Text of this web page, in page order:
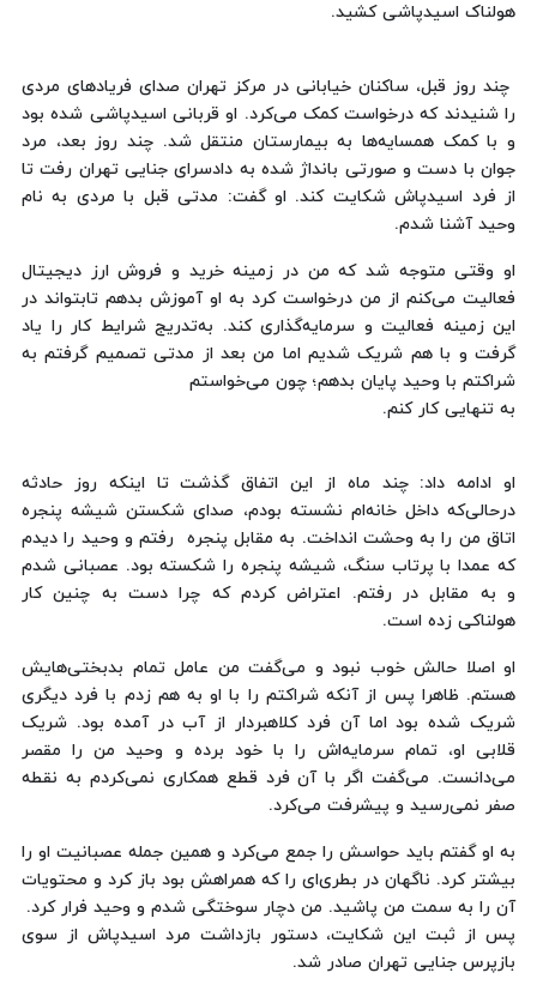
هولناک اسیدپاشی کشید.
چند روز قبل، ساکنان خیابانی در مرکز تهران صدای فریادهای مردی
را شنیدند که درخواست کمک می‌کرد. او قربانی اسیدپاشی شده بود
و با کمک همسایه‌ها به بیمارستان منتقل شد. چند روز بعد، مرد
جوان با دست و صورتی بانداژ شده به دادسرای جنایی تهران رفت تا
از فرد اسیدپاش شکایت کند. او گفت: مدتی قبل با مردی به نام
وحید آشنا شدم.
او وقتی متوجه شد که من در زمینه خرید و فروش ارز دیجیتال
فعالیت می‌کنم از من درخواست کرد به او آموزش بدهم تابتواند در
این زمینه فعالیت و سرمایه‌گذاری کند. به‌تدریج شرایط کار را یاد
گرفت و با هم شریک شدیم اما من بعد از مدتی تصمیم گرفتم به
شراکتم با وحید پایان بدهم؛ چون می‌خواستم
به تنهایی کار کنم.
او ادامه داد: چند ‌ماه از این اتفاق گذشت تا اینکه روز حادثه
درحالی‌که داخل خانه‌ام نشسته بودم، صدای شکستن شیشه پنجره
اتاق من را به وحشت انداخت. به مقابل پنجره ‌ رفتم و وحید را دیدم
که عمدا با پرتاب سنگ، شیشه پنجره را شکسته بود. عصبانی شدم
و به مقابل در رفتم. اعتراض کردم که چرا دست به چنین کار
هولناکی زده است.
او اصلا حالش خوب نبود و می‌گفت من عامل تمام بدبختی‌هایش
هستم. ظاهرا پس از آنکه شراکتم را با او به هم زدم با فرد دیگری
شریک شده بود اما آن فرد کلاهبردار از آب در آمده بود. شریک
قلابی او، ‌تمام سرمایه‌اش را با خود برده و وحید من را مقصر
می‌دانست. می‌گفت اگر با آن فرد قطع همکاری نمی‌کردم به نقطه
صفر نمی‌رسید و پیشرفت می‌کرد.
به او گفتم باید حواسش را جمع می‌کرد و همین جمله عصبانیت او را
بیشتر کرد. ناگهان در بطری‌ای را که همراهش بود باز کرد و محتویات
آن را به سمت من پاشید. من دچار سوختگی شدم و وحید فرار کرد.
پس از ثبت این شکایت، دستور بازداشت مرد اسیدپاش از سوی
بازپرس جنایی تهران صادر شد.